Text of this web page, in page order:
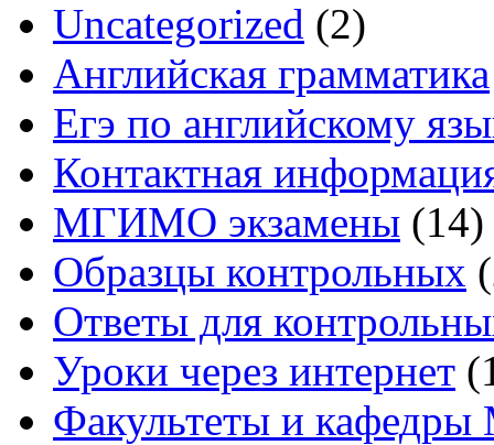
Uncategorized (2)
Английская грамматика
Егэ по английскому
Контактная
МГИМО экзамены (14)
Образцы контрольных
Ответы для
Уроки через интернет
Факультеты и